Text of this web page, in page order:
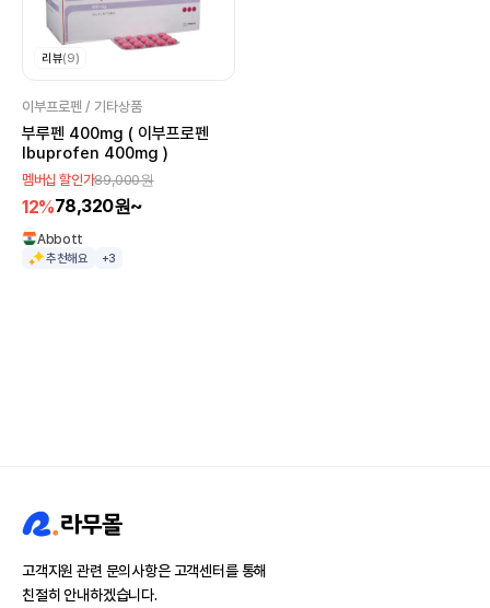
리뷰(9)
이부프로펜 / 기타상품
부루펜 400mg ( 이부프로펜
Ibuprofen 400mg )
멤버십 할인가89,000원
12%78,320원~
Abbott
추천해요 +3
고객지원 관련 문의사항은 고객센터를 통해
친절히 안내하겠습니다.